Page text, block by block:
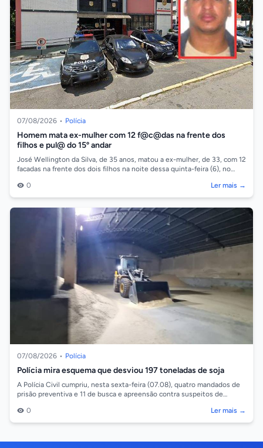
07/08/2026 • Polícia
Homem mata ex-mulher com 12 f@c@das na frente dos
filhos e pul@ do 15º andar
José Wellington da Silva, de 35 anos, matou a ex-mulher, de 33, com 12
facadas na frente dos dois filhos na noite dessa quinta-feira (6), no
0
Ler mais →
07/08/2026 • Polícia
Polícia mira esquema que desviou 197 toneladas de soja
A Polícia Civil cumpriu, nesta sexta-feira (07.08), quatro mandados de
prisão preventiva e 11 de busca e apreensão contra suspeitos de
0
Ler mais →